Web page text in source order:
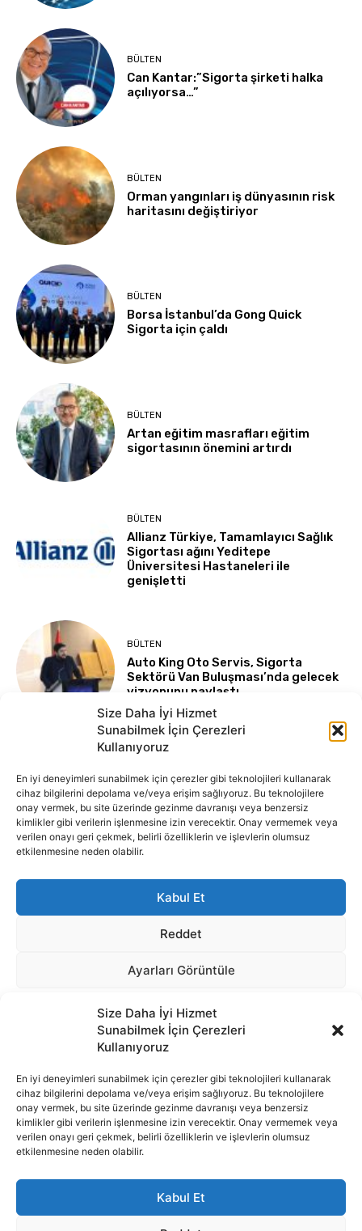
Size Daha İyi Hizmet
Sunabilmek İçin Çerezleri
Kullanıyoruz
En iyi deneyimleri sunabilmek için çerezler gibi teknolojileri kullanarak
cihaz bilgilerini depolama ve/veya erişim sağlıyoruz. Bu teknolojilere
onay vermek, bu site üzerinde gezinme davranışı veya benzersiz
kimlikler gibi verilerin işlenmesine izin verecektir. Onay vermemek veya
verilen onayı geri çekmek, belirli özelliklerin ve işlevlerin olumsuz
etkilenmesine neden olabilir.
Kabul Et
İnternet portalımızda yer alan tüm haber metini, resim ve benzeri
içeriğin hakları Sigortamedya Yayıncılık A.Ş.'ye aittir. Hiçbir şekilde
basılı ya da elektronik bir ortamda, kaynak gösterilse bile izin
e-Mail Adresimiz: info@sigortamedia.com